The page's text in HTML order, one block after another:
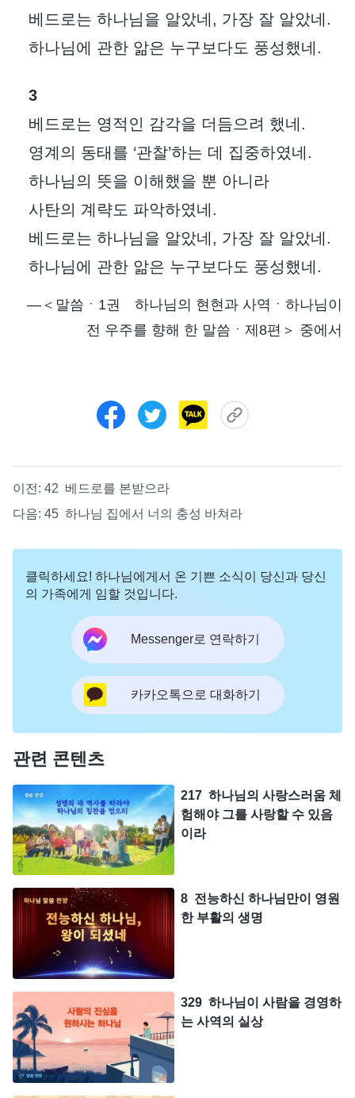
베드로는 하나님을 알았네, 가장 잘 알았네.
하나님에 관한 앎은 누구보다도 풍성했네.
3
베드로는 영적인 감각을 더듬으려 했네.
영계의 동태를 ‘관찰’하는 데 집중하였네.
하나님의 뜻을 이해했을 뿐 아니라
사탄의 계략도 파악하였네.
베드로는 하나님을 알았네, 가장 잘 알았네.
하나님에 관한 앎은 누구보다도 풍성했네.
―＜말씀ㆍ1권 하나님의 현현과 사역ㆍ하나님이
전 우주를 향해 한 말씀ㆍ제8편＞ 중에서
이전: 42 베드로를 본받으라
다음: 45 하나님 집에서 너의 충성 바쳐라
클릭하세요! 하나님에게서 온 기쁜 소식이 당신과 당신
의 가족에게 임할 것입니다.
Messenger로 연락하기
카카오톡으로 대화하기
관련 콘텐츠
217 하나님의 사랑스러움 체
험해야 그를 사랑할 수 있음
이라
8 전능하신 하나님만이 영원
한 부활의 생명
329 하나님이 사람을 경영하
는 사역의 실상